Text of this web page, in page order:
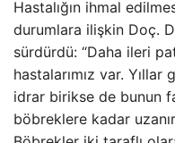
Hastalığın ihmal
durumlara ilişkin Doç.
sürdürdü: “Daha ileri
hastalarımız var.
idrar birikse de bunun
böbreklere kadar